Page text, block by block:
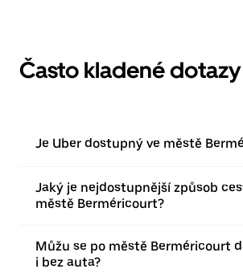
Často kladené dotazy
Je Uber dostupný ve městě
Jaký je nejdostupnější způsob
městě Berméricourt?
Můžu se po městě Berméricourt
i bez auta?